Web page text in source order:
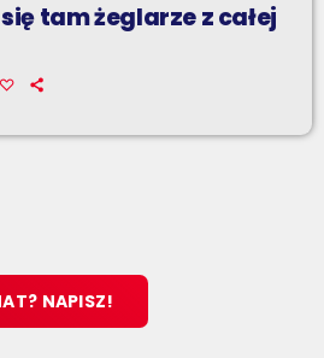
tam żeglarze z całej
NAPISZ!